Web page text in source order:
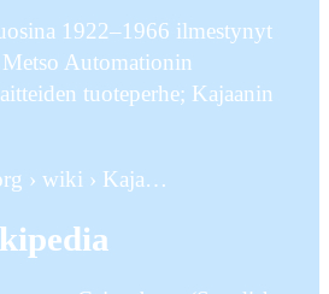
1922–1966 ilmestynyt
Automationin
tuoteperhe; Kajaanin
› wiki › Kaja…